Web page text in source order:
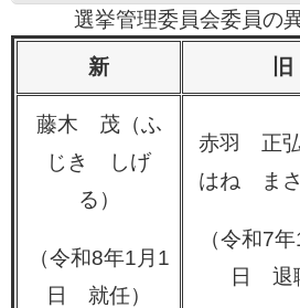
選挙管理委員会委員の
新 旧
藤木 茂（ふ
じき しげ
る）
（令和8年1月1
日 就任）
赤羽 正
はね まさ
（令和7
日 退